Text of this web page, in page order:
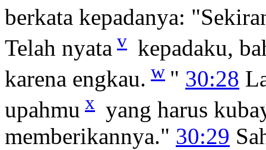
berkata kepadanya:
Telah nyata v kepadaku,
karena engkau. w " 30:28
upahmu x yang harus
memberikannya." 30:29